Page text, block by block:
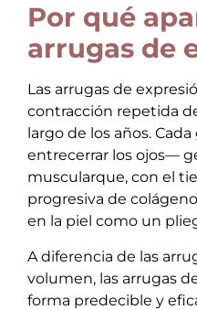
Por qué
arrugas de
Las arrugas de
contracción repetida
largo de los años.
entrecerrar los ojos—
muscularque, con el
progresiva de
en la piel como un
A diferencia de las
volumen, las arrugas
forma predecible y